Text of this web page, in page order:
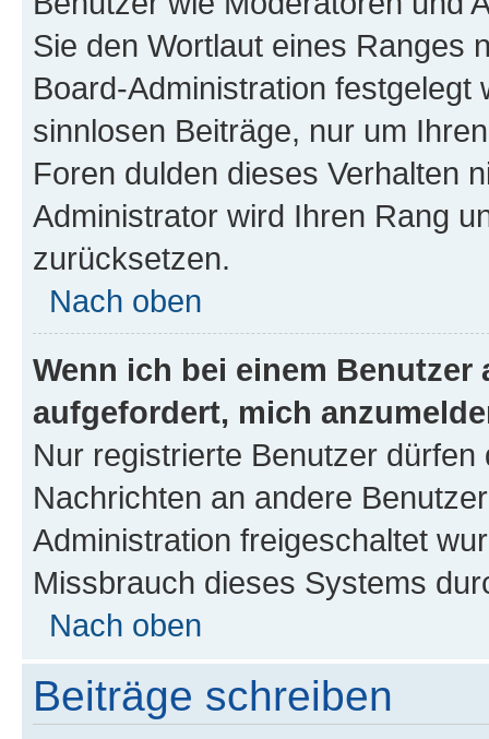
Sie den Wortlaut eines Ranges
Board-Administration
sinnlosen Beiträge, nur um
Foren dulden dieses Verhalten
Administrator wird Ihren Rang
zurücksetzen.
Nach oben
Wenn ich bei einem
aufgefordert, mich
Nur registrierte Benutzer
Nachrichten an andere
Administration freigeschaltet
Missbrauch dieses Systems
Nach oben
Beiträge schreiben